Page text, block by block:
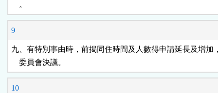
    。
9
九、有特別事由時，前揭同住時間及人數得申請延長及增加
    委員會決議。
10